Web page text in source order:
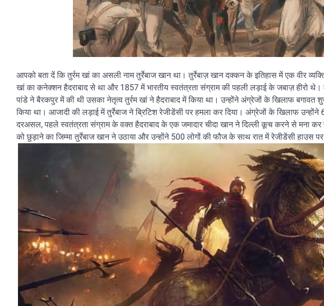
आपको बता दें कि तुर्रम खां का असली नाम तुर्रेबाज खान था। तुर्रेबाज़ खान दक्कन के इतिहास में एक वीर
खां का कनेक्शन हैदराबाद से था और 1857 में भारतीय स्वतंत्रता संग्राम की पहली लड़ाई के जबाज़ हीरो
पांडे ने बैरकपुर में की थी उसका नेतृत्व तुर्रम खां ने हैदराबाद में किया था। उन्होंने अंग्रेजों के खिलाफ
किया था। आजादी की लड़ाई में तुर्रेबाज ने ब्रिटिश रेजीडेंसी पर हमला कर दिया। अंग्रेजों के खिलाफ
दरअसल, पहले स्वतंत्रता संग्राम के वक्त हैदराबाद के एक जमादार चीदा खान ने दिल्ली कूच करने से मना
को छुड़ाने का जिम्मा तुर्रेबाज खान ने उठाया और उन्होंने 500 लोगों की फौज के साथ रात में रेजीडेंसी हाउस पर